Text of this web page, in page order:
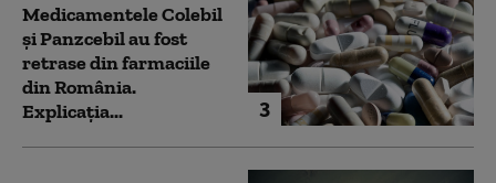
3
Medicamentele Colebil
și Panzcebil au fost
retrase din farmaciile
din România.
Explicația...